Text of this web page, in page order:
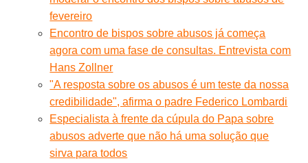
fevereiro
Encontro de bispos sobre abusos já começa
agora com uma fase de consultas. Entrevista com
Hans Zollner
"A resposta sobre os abusos é um teste da nossa
credibilidade", afirma o padre Federico Lombardi
Especialista à frente da cúpula do Papa sobre
abusos adverte que não há uma solução que
sirva para todos